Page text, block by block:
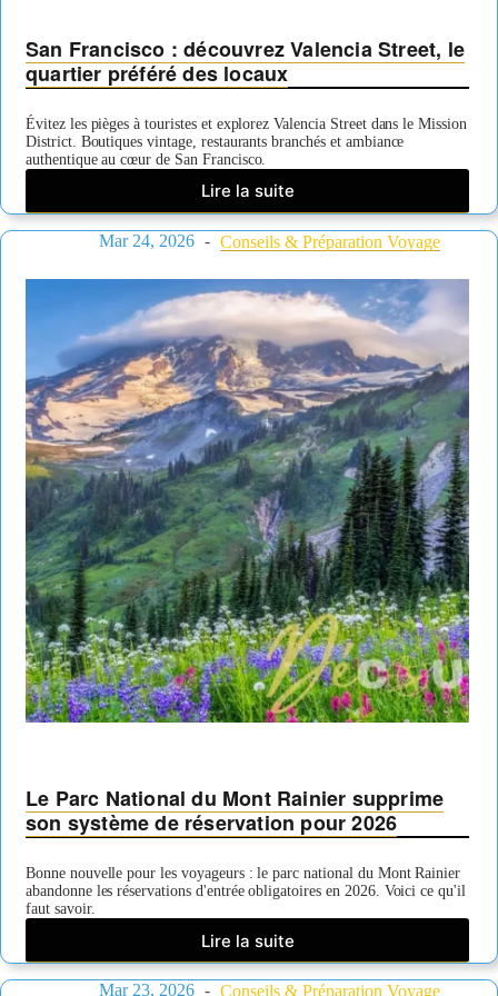
San Francisco : découvrez Valencia Street, le
quartier préféré des locaux
Évitez les pièges à touristes et explorez Valencia Street dans le Mission
District. Boutiques vintage, restaurants branchés et ambiance
authentique au cœur de San Francisco.
Lire la suite
San
Francisco
:
Valencia
Street,
le
quartier
préféré
des
locaux
Mar 24, 2026 Conseils & Préparation Voyage
Le Parc National du Mont Rainier supprime
son système de réservation pour 2026
Bonne nouvelle pour les voyageurs : le parc national du Mont Rainier
abandonne les réservations d'entrée obligatoires en 2026. Voici ce qu'il
faut savoir.
Lire la suite
Le
Parc
Mar 23, 2026 Conseils & Préparation Voyage